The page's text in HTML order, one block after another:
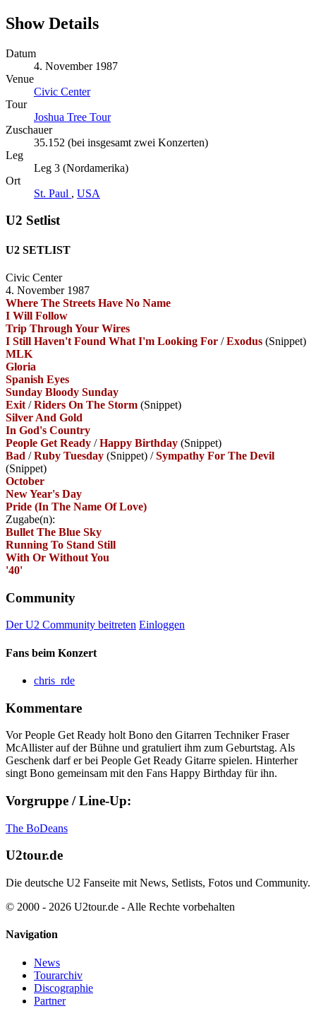
Show Details
Datum
4. November 1987
Venue
Civic Center
Tour
Joshua Tree Tour
Zuschauer
35.152 (bei insgesamt zwei Konzerten)
Leg
Leg 3 (Nordamerika)
Ort
St. Paul , USA
U2 Setlist
U2 SETLIST
Civic Center
4. November 1987
Where The Streets Have No Name
I Will Follow
Trip Through Your Wires
I Still Haven't Found What I'm Looking For /Exodus (Snippet)
MLK
Gloria
Spanish Eyes
Sunday Bloody Sunday
Exit /Riders On The Storm (Snippet)
Silver And Gold
In God's Country
People Get Ready /Happy Birthday (Snippet)
Bad /Ruby Tuesday (Snippet) /Sympathy For The Devil
(Snippet)
October
New Year's Day
Pride (In The Name Of Love)
Zugabe(n):
Bullet The Blue Sky
Running To Stand Still
With Or Without You
'40'
Community
Der U2 Community beitreten Einloggen
Fans beim Konzert
chris_rde
Kommentare
Vor People Get Ready holt Bono den Gitarren Techniker Fraser
McAllister auf der Bühne und gratuliert ihm zum Geburtstag. Als
Geschenk darf er bei People Get Ready Gitarre spielen. Hinterher
singt Bono gemeinsam mit den Fans Happy Birthday für ihn.
Vorgruppe / Line-Up:
The BoDeans
U2tour.de
Die deutsche U2 Fanseite mit News, Setlists, Fotos und Community.
© 2000 - 2026 U2tour.de - Alle Rechte vorbehalten
Navigation
News
Tourarchiv
Discographie
Partner